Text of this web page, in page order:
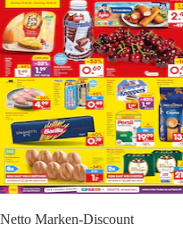
Netto Marken-Discount